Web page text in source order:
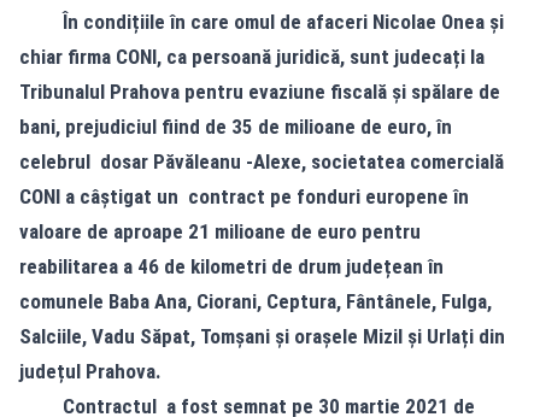
În condițiile în care omul de afaceri Nicolae Onea și
chiar firma CONI, ca persoană juridică, sunt judecați la
Tribunalul Prahova pentru evaziune fiscală și spălare de
bani, prejudiciul fiind de 35 de milioane de euro, în
celebrul dosar Păvăleanu -Alexe, societatea comercială
CONI a câștigat un contract pe fonduri europene în
valoare de aproape 21 milioane de euro pentru
reabilitarea a 46 de kilometri de drum județean în
comunele Baba Ana, Ciorani, Ceptura, Fântânele, Fulga,
Salciile, Vadu Săpat, Tomșani și orașele Mizil și Urlați din
județul Prahova.
Contractul a fost semnat pe 30 martie 2021 de